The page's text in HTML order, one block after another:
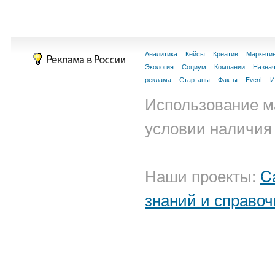
Аналитика Кейсы Креатив
Экология
Социум Компании
реклама
Стартапы Факты Event
Использование
условии
Наши проекты:
знаний и